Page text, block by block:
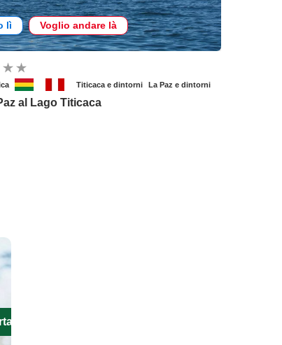
lì Voglio andare là
Titicaca e dintorni La Paz e dintorni
al Lago Titicaca